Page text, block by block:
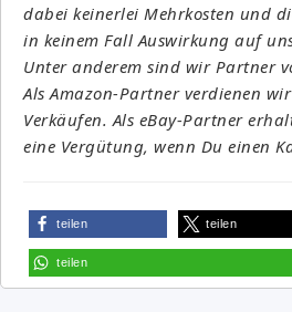
dabei keinerlei Mehrkosten und
in keinem Fall Auswirkung auf
Unter anderem sind wir Partner
Als Amazon-Partner verdienen
Verkäufen. Als eBay-Partner
eine Vergütung, wenn Du einen
teilen teilen
teilen